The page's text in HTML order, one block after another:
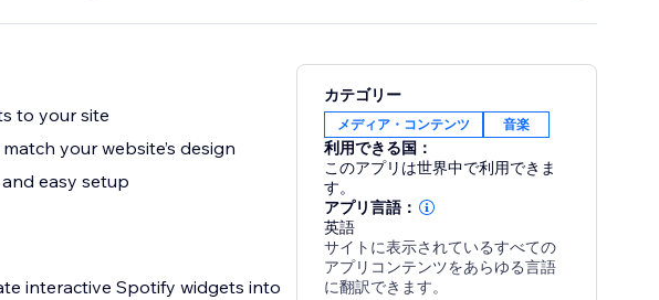
to your site
your website’s design
easy setup
interactive Spotify widgets into
カテゴリー
メディア・コンテンツ 音楽
利用できる国：
このアプリは世界中で利用できま
す。
アプリ言語：
英語
サイトに表示されているすべての
アプリコンテンツをあらゆる言語
に翻訳できます。